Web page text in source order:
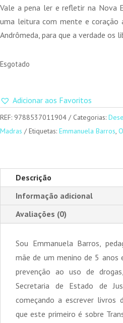
Vale a pena ler e refletir na Nova
uma leitura com mente e coração
Andrômeda, para que a verdade os
Esgotado
Adicionar aos Favoritos
REF: 9788537011904 Categorias:
Madras
Etiquetas: Emmanuela Barros,
Descrição
Informação adicional
Avaliações (0)
Sou Emmanuela Barros,
mãe de um menino de 5 anos
prevenção ao uso de
Secretaria de Estado de
começando a escrever livros
que este primeiro é sobre